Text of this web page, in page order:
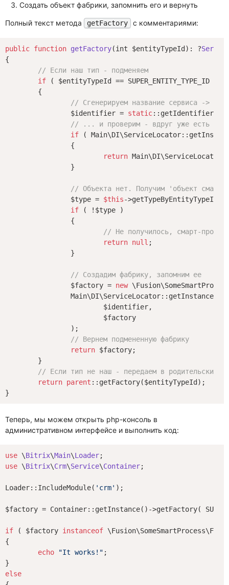
Создать объект фабрики, запомнить его и вернуть
Полный текст метода getFactory с комментариями:
public function getFactory(int $entityTypeId) : ?
{
// Если наш тип - подменяем
if ( $entityTypeId == SUPER_ENTITY_TYPE_ID )
// Сгенерируем название сервиса ->
		$identifier =
static
// ... и проверим - вдруг уже есть
if (
return
// Объекта нет. Получим 'объект смарт-
		$type =
$this-
if ( !$type )
// Не получилось, смарт-
return null ;
// Создадим фабрику, запомним ее
		$factory =
new
// Вернем подмененную фабрику
return $factory;
// Если тип не наш - передаем в родительский
return parent ::getFactory($entityTypeId);
Теперь, мы можем открыть php-консоль в
административном интерфейсе и выполнить код:
use \Bitrix\Main\Loader
use \Bitrix\Crm\Service\Container;
Loader::IncludeModule( 'crm' );
$factory = Container::getInstance()->getFactory(
if ( $factory instanceof
{
echo
"It works!" ;
else